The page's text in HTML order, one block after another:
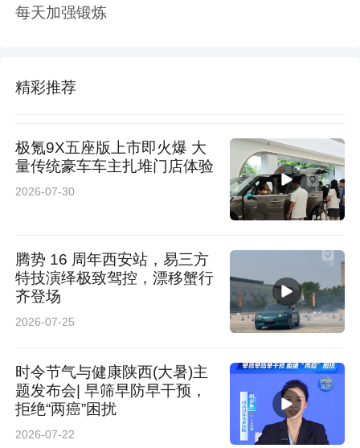
每天加强锻炼
精彩推荐
极氪9X五座版上市即火爆 大
量传统豪车车主扎堆门店体验
2026-07-30
腾势 16 周年西安站，易三方
特技演绎极致驾控，漂移蟹行
齐登场
2026-07-25
时令节气与健康陕西(大暑)主
题发布会| 早筛早防早干预，
拒绝“两癌”困扰
2026-07-22